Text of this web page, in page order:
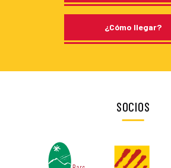
¿Cómo llegar?
SOCIOS